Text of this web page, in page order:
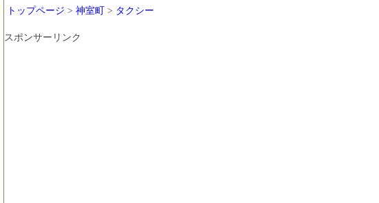
トップページ > 神室町 > タクシー
スポンサーリンク